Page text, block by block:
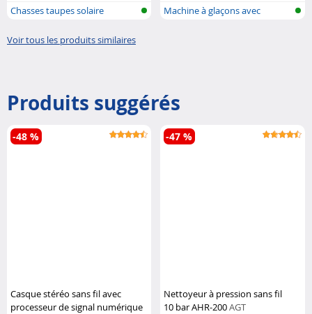
Chasses taupes solaire
Machine à glaçons avec
Voir tous les produits similaires
Produits suggérés
Casque stéréo sans fil avec
processeur de signal numérique
-48 %
Nettoyeur à pression sans fil
10 bar AHR-200AGT
-47 %